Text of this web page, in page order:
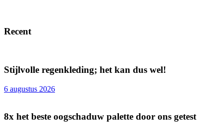
Recent
Stijlvolle regenkleding; het kan dus wel!
6 augustus 2026
8x het beste oogschaduw palette door ons getest